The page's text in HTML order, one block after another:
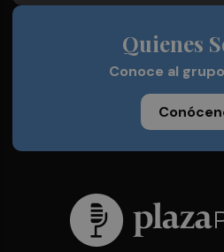
Quienes
Conoce al